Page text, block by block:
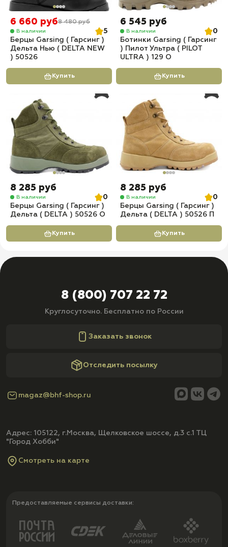
6 660 руб8 480 руб
В наличии
5
Берцы Garsing ( Гарсинг )
Дельта Нью ( DELTA NEW
) 50526
Купить
6 545 руб
В наличии
0
Ботинки Garsing ( Гарсинг
) Пилот Ультра ( PILOT
ULTRA ) 129 О
Купить
8 285 руб
В наличии
0
Берцы Garsing ( Гарсинг )
Дельта ( DELTA ) 50526 O
Купить
8 285 руб
В наличии
0
Берцы Garsing ( Гарсинг )
Дельта ( DELTA ) 50526 П
Купить
8 (800) 707 22 72
Круглосуточно. Бесплатно по России
Заказать звонок
Отследить посылку
magaz@bhf-shop.ru
Адрес: 105122, г.Москва, Щелковское шоссе, д.3 с.1 ТЦ
"Город Хобби"
Смотреть на карте
Предоставляемые сервисы доставки: